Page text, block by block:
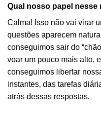
Qual nosso papel nesse
Calma! Isso não vai virar
questões aparecem
conseguimos sair do
voar um pouco mais alto,
conseguimos libertar
instantes, das tarefas
atrás dessas respostas.